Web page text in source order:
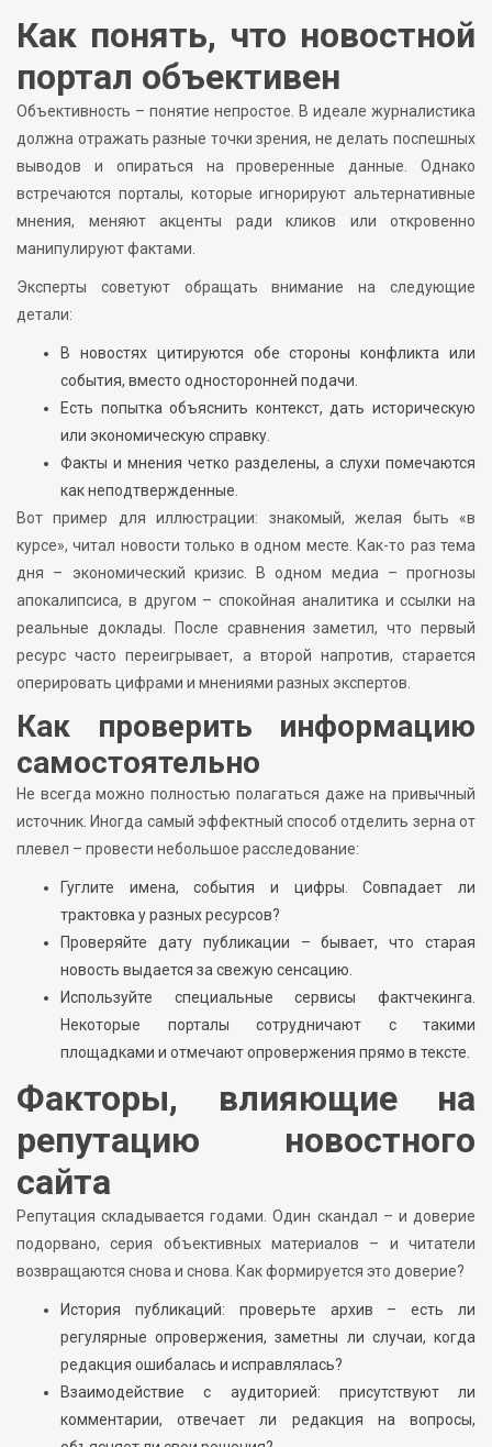
Как понять, что новостной
портал объективен
Объективность – понятие непростое. В идеале журналистика
должна отражать разные точки зрения, не делать поспешных
выводов и опираться на проверенные данные. Однако
встречаются порталы, которые игнорируют альтернативные
мнения, меняют акценты ради кликов или откровенно
манипулируют фактами.
Эксперты советуют обращать внимание на следующие
детали:
В новостях цитируются обе стороны конфликта или
события, вместо односторонней подачи.
Есть попытка объяснить контекст, дать историческую
или экономическую справку.
Факты и мнения четко разделены, а слухи помечаются
как неподтвержденные.
Вот пример для иллюстрации: знакомый, желая быть «в
курсе», читал новости только в одном месте. Как-то раз тема
дня – экономический кризис. В одном медиа – прогнозы
апокалипсиса, в другом – спокойная аналитика и ссылки на
реальные доклады. После сравнения заметил, что первый
ресурс часто переигрывает, а второй напротив, старается
оперировать цифрами и мнениями разных экспертов.
Как проверить информацию
самостоятельно
Не всегда можно полностью полагаться даже на привычный
источник. Иногда самый эффектный способ отделить зерна от
плевел – провести небольшое расследование:
Гуглите имена, события и цифры. Совпадает ли
трактовка у разных ресурсов?
Проверяйте дату публикации – бывает, что старая
новость выдается за свежую сенсацию.
Используйте специальные сервисы фактчекинга.
Некоторые порталы сотрудничают с такими
площадками и отмечают опровержения прямо в тексте.
Факторы, влияющие на
репутацию новостного
сайта
Репутация складывается годами. Один скандал – и доверие
подорвано, серия объективных материалов – и читатели
возвращаются снова и снова. Как формируется это доверие?
История публикаций: проверьте архив – есть ли
регулярные опровержения, заметны ли случаи, когда
редакция ошибалась и исправлялась?
Взаимодействие с аудиторией: присутствуют ли
комментарии, отвечает ли редакция на вопросы,